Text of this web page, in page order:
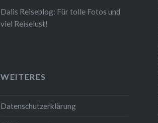
Dalis Reiseblog: Für tolle Fotos und
viel Reiselust!
WEITERES
Datenschutzerklärung